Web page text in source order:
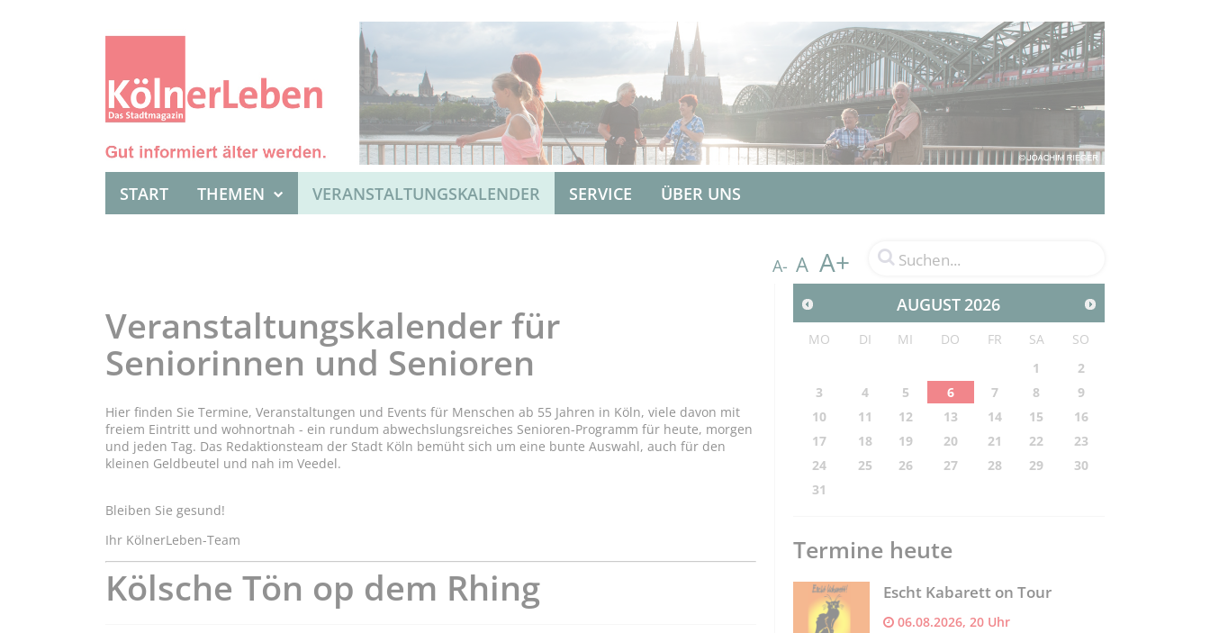
START THEMEN VERANSTALTUNGSKALENDER SERVICE ÜBER UNS
A- A A+
Veranstaltungskalender für
Seniorinnen und Senioren
Hier finden Sie Termine, Veranstaltungen und Events für Menschen ab 55 Jahren in Köln, viele davon mit
freiem Eintritt und wohnortnah - ein rundum abwechslungsreiches Senioren-Programm für heute, morgen
und jeden Tag. Das Redaktionsteam der Stadt Köln bemüht sich um eine bunte Auswahl, auch für den
kleinen Geldbeutel und nah im Veedel.
Bleiben Sie gesund!
Ihr KölnerLeben-Team
Kölsche Tön op dem Rhing
AUGUST2026
MO DI MI DO FR SA
SO
1
2
3
4 5 6 7 8
9
10
11 12 13 14 15
16
17
18 19 20 21 22
23
24
25 26 27 28 29
30
31
Termine heute
Escht Kabarett on Tour
06.08.2026, 20 Uhr